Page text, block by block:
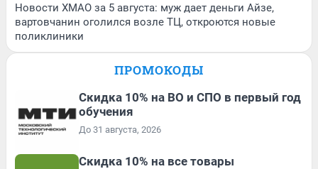
Новости ХМАО за 5 августа: муж дает деньги Айзе,
вартовчанин оголился возле ТЦ, откроются новые
поликлиники
ПРОМОКОДЫ
Скидка 10% на ВО и СПО в первый год
обучения
До 31 августа, 2026
Скидка 10% на все товары